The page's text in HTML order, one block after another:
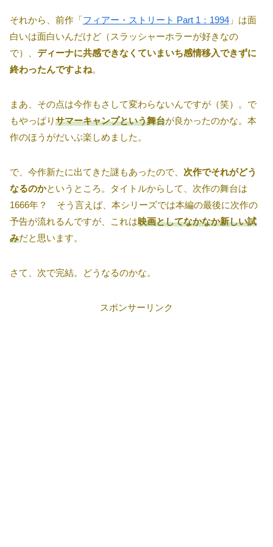
それから、前作「フィアー・ストリート Part 1：1994 」は面
白いは面白いんだけど（スラッシャーホラーが好きなの
で）、 ディーナに共感できなくていまいち感情移入できずに
終わったんですよね。
まあ、その点は今作もさして変わらないんですが（笑）。で
もやっぱりサマーキャンプという舞台が良かったのかな。本
作のほうがだいぶ楽しめました。
で、今作新たに出てきた謎もあったので、 次作でそれがどう
なるのかというところ。タイトルからして、次作の舞台は
1666年？ そう言えば、本シリーズでは本編の最後に次作の
予告が流れるんですが、これは映画としてなかなか新しい試
みだと思います。
さて、次で完結。どうなるのかな。
スポンサーリンク